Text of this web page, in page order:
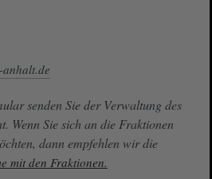
senden Sie der Verwaltung des
Wenn Sie sich an die Fraktionen
dann empfehlen wir die
mit den Fraktionen.